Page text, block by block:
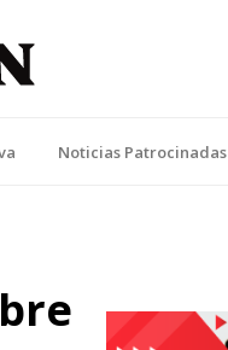
Noticias Patrocinadas